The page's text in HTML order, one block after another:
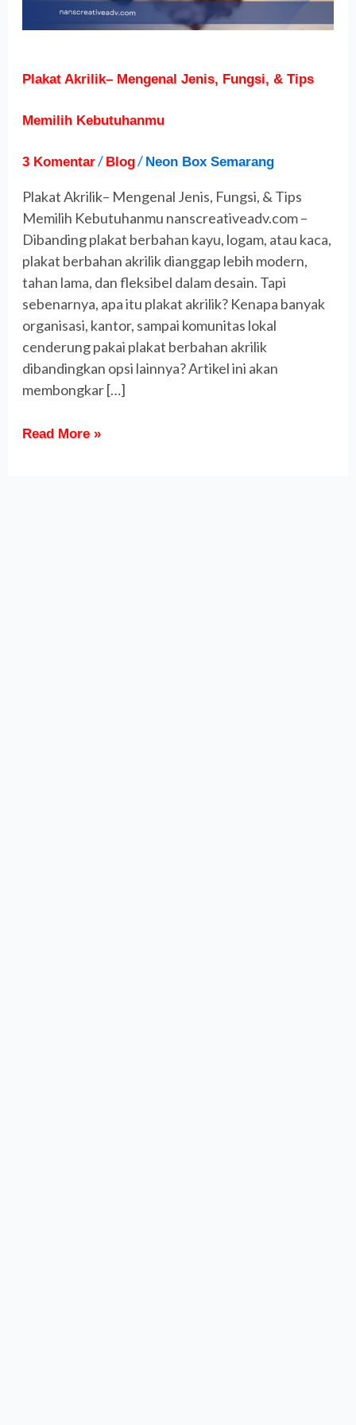
Plakat Akrilik– Mengenal Jenis, Fungsi, & Tips
Memilih Kebutuhanmu
3 Komentar/ Blog/ Neon Box Semarang
Plakat Akrilik– Mengenal Jenis, Fungsi, & Tips
Memilih Kebutuhanmu nanscreativeadv.com –
Dibanding plakat berbahan kayu, logam, atau kaca,
plakat berbahan akrilik dianggap lebih modern,
tahan lama, dan fleksibel dalam desain. Tapi
sebenarnya, apa itu plakat akrilik? Kenapa banyak
organisasi, kantor, sampai komunitas lokal
cenderung pakai plakat berbahan akrilik
dibandingkan opsi lainnya? Artikel ini akan
membongkar […]
Kebutuhanmu
Read More »